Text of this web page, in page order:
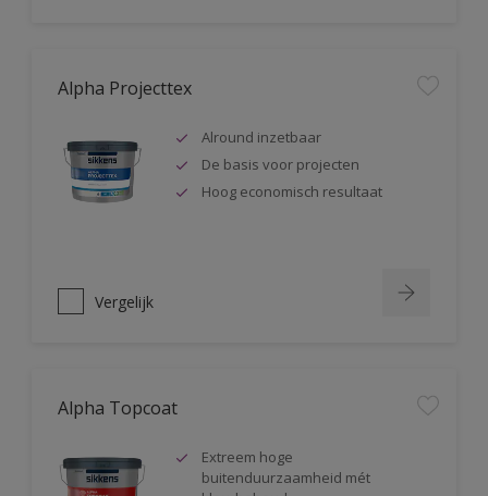
Alpha Projecttex
Alround inzetbaar
De basis voor projecten
Hoog economisch resultaat
Vergelijk
Alpha Topcoat
Extreem hoge
buitenduurzaamheid mét